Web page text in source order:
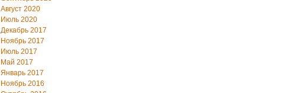
Август 2020
Июль 2020
Декабрь 2017
Ноябрь 2017
Июль 2017
Май 2017
Январь 2017
Ноябрь 2016